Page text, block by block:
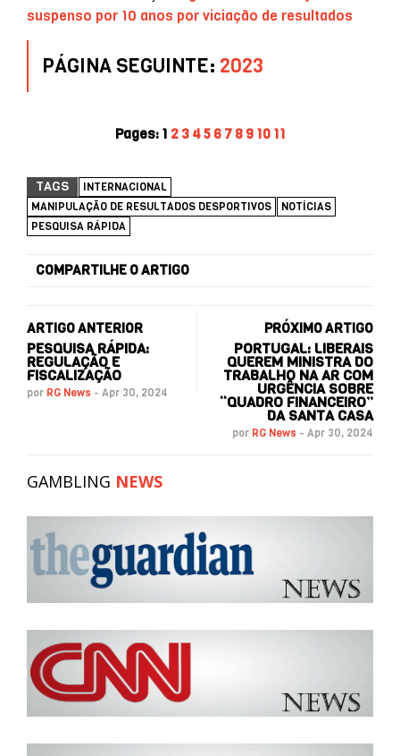
suspenso por 10 anos por viciação de resultados
PÁGINA SEGUINTE: 2023
Pages: 1 2 3 45 6 7 8 9 10 11
TAGS
INTERNACIONAL
MANIPULAÇÃO DE RESULTADOS DESPORTIVOS
NOTÍCIAS
PESQUISA RÁPIDA
COMPARTILHE O ARTIGO
ARTIGO ANTERIOR
PESQUISA RÁPIDA:
REGULAÇÃO E
FISCALIZAÇÃO
por RG News - Apr 30, 2024
PRÓXIMO ARTIGO
PORTUGAL: LIBERAIS
QUEREM MINISTRA DO
TRABALHO NA AR COM
URGÊNCIA SOBRE
“QUADRO FINANCEIRO”
DA SANTA CASA
por RG News - Apr 30, 2024
GAMBLING NEWS